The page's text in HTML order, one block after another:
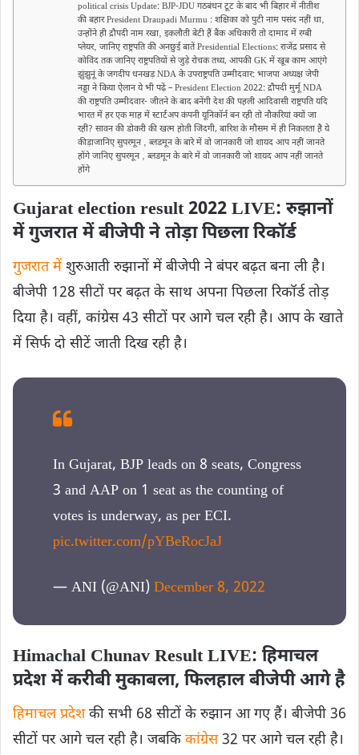
political crisis Update: BJP-JDU गठबंधन टूट के बाद भी बिहार में नीतीश
की बहार President Draupadi Murmu : शक्षिका को पुटी नाम पसंद नहीं था‚
उन्होंने ही द्रौपदी नाम रखा‚ इकलौती बेटी हैं बैंक अधिकारी तो दामाद में रग्बी
प्लेयर‚ जानिए राष्ट्रपति की अनछुई बातें Presidential Elections: राजेंद्र प्रसाद से
कोविंद तक जानिए राष्ट्रपतियों से जुड़े रोचक तथ्य, आपकी GK में खूब काम आएंगे
झुंझुनूं के जगदीप धनखड़ NDA के उपराष्ट्रपति उम्मीदवार: भाजपा अध्यक्ष जेपी
नड्डा ने किया ऐलान ये भी पढ़ें – President Election 2022: द्रौपदी मुर्मू NDA
की राष्ट्रपति उम्मीदवार- जीतने के बाद बनेंगी देश की पहली आदिवासी राष्ट्रपति यदि
भारत में हर एक माह में स्टार्टअप कंपनी यूनिकॉर्न बन रही तो नौकरियां क्यों जा
रहीं? सावन की डोकरी की खत्म होती जिंदगी, बारिश के मौसम में ही निकलता है ये
कीड़ाजानिए सुपरमून ‚ ब्लडमून के बारे में वो जानकारी जो शायद आप नहीं जानते
होंगे जानिए सुपरमून ‚ ब्लडमून के बारे में वो जानकारी जो शायद आप नहीं जानते
होंगे
Gujarat election result 2022 LIVE: रुझानों
में गुजरात में बीजेपी ने तोड़ा पिछला रिकॉर्ड
गुजरात में शुरुआती रुझानों में बीजेपी ने बंपर बढ़त बना ली है।
बीजेपी 128 सीटों पर बढ़त के साथ अपना पिछला रिकॉर्ड तोड़
दिया है। वहीं, कांग्रेस 43 सीटों पर आगे चल रही है। आप के खाते
में सिर्फ दो सीटें जाती दिख रही है।
In Gujarat, BJP leads on 8 seats, Congress
3 and AAP on 1 seat as the counting of
votes is underway, as per ECI.
pic.twitter.com/pYBeRocJaJ
— ANI (@ANI) December 8, 2022
Himachal Chunav Result LIVE: हिमाचल
प्रदेश में करीबी मुकाबला, फिलहाल बीजेपी आगे है
हिमाचल प्रदेशकी सभी 68 सीटों के रुझान आ गए हैं। बीजेपी 36
सीटों पर आगे चल रही है। जबकि कांग्रेस32 पर आगे चल रही है।